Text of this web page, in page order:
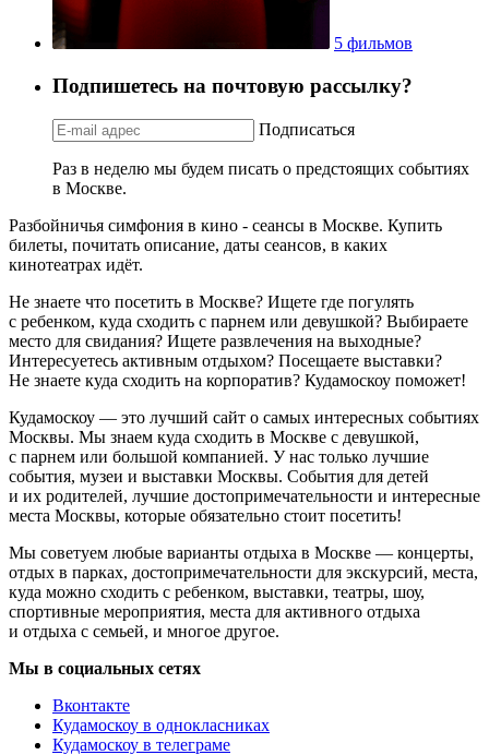
5 фильмов
Подпишетесь на почтовую рассылку?
Подписаться
Раз в неделю мы будем писать о предстоящих событиях
в Москве.
Разбойничья симфония в кино - сеансы в Москве. Купить
билеты, почитать описание, даты сеансов, в каких
кинотеатрах идёт.
Не знаете что посетить в Москве? Ищете где погулять
с ребенком, куда сходить с парнем или девушкой? Выбираете
место для свидания? Ищете развлечения на выходные?
Интересуетесь активным отдыхом? Посещаете выставки?
Не знаете куда сходить на корпоратив? Кудамоскоу поможет!
Кудамоскоу — это лучший сайт о самых интересных событиях
Москвы. Мы знаем куда сходить в Москве с девушкой,
с парнем или большой компанией. У нас только лучшие
события, музеи и выставки Москвы. События для детей
и их родителей, лучшие достопримечательности и интересные
места Москвы, которые обязательно стоит посетить!
Мы советуем любые варианты отдыха в Москве — концерты,
отдых в парках, достопримечательности для экскурсий, места,
куда можно сходить с ребенком, выставки, театры, шоу,
спортивные мероприятия, места для активного отдыха
и отдыха с семьей, и многое другое.
Мы в социальных сетях
Вконтакте
Кудамоскоу в однокласниках
Кудамоскоу в телеграме